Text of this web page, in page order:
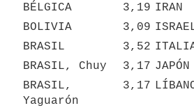
BÉLGICA
3,19 IRAN
BOLIVIA
3,09
BRASIL
3,52
BRASIL, Chuy
3,17 JAPÓN
BRASIL,
Yaguarón
3,17